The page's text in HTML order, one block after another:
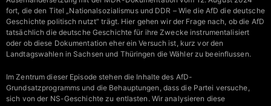
fort, die den Titel „Nationalsozialismus und DDR – Wie die AfD die deutsche
Geschichte politisch nutzt“ trägt. Hier gehen wir der Frage nach, ob die AfD
tatsächlich die deutsche Geschichte für ihre Zwecke instrumentalisiert
oder ob diese Dokumentation eher ein Versuch ist, kurz vor den
Landtagswahlen in Sachsen und Thüringen die Wähler zu beeinflussen.
Im Zentrum dieser Episode stehen die Inhalte des AfD-
Grundsatzprogramms und die Behauptungen, dass die Partei versuche,
sich von der NS-Geschichte zu entlasten. Wir analysieren diese